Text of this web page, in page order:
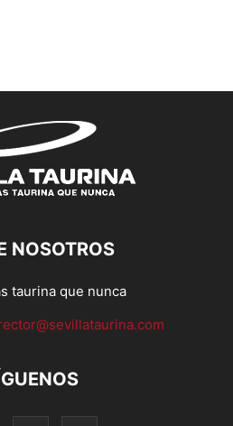
NOSOTROS
taurina que nunca